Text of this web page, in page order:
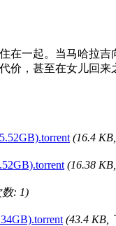
一起。当马哈拉吉
，甚至在女儿回
(16.4
(16.38
数: 1)
(43.4 KB,